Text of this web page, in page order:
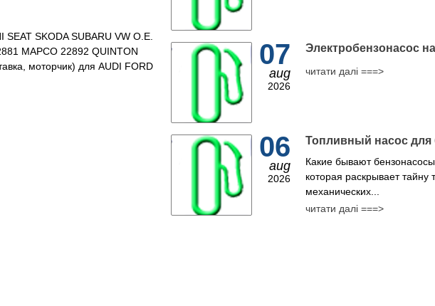
SKODA SUBARU VW O.E.
MAPCO 22892 QUINTON
моторчик) для AUDI FORD
07
aug
2026
Электробензонасос
читати далі ===>
06
aug
2026
Топливный насос для
Какие бывают
которая раскрывает тайну
механических...
читати далі ===>